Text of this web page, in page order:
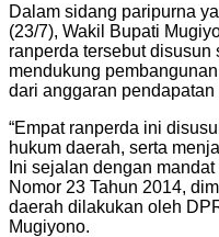
Dalam sidang paripurna
(23/7), Wakil Bupati
ranperda tersebut
mendukung
dari anggaran
“Empat ranperda ini
hukum daerah, serta
Ini sejalan dengan
Nomor 23 Tahun 2014,
daerah dilakukan oleh
Mugiyono.